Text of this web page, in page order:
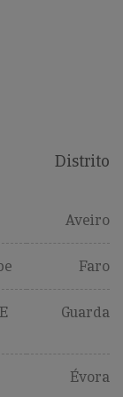
Distrito
Aveiro
Faro
Guarda
Évora